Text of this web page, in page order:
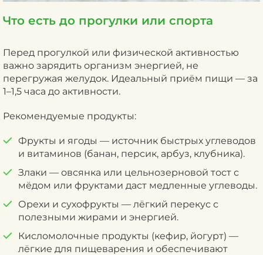
Что есть до прогулки или спорта
Перед прогулкой или физической активностью
важно зарядить организм энергией, не
перегружая желудок. Идеальный приём пищи — за
1–1,5 часа до активности.
Рекомендуемые продукты:
Фрукты и ягоды — источник быстрых углеводов
и витаминов (банан, персик, арбуз, клубника).
Злаки — овсянка или цельнозерновой тост с
мёдом или фруктами даст медленные углеводы.
Орехи и сухофрукты — лёгкий перекус с
полезными жирами и энергией.
Кисломолочные продукты (кефир, йогурт) —
лёгкие для пищеварения и обеспечивают